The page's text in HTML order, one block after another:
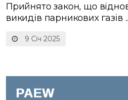
9 Січ 2025
Прийнято закон, що
викидів парникових газів